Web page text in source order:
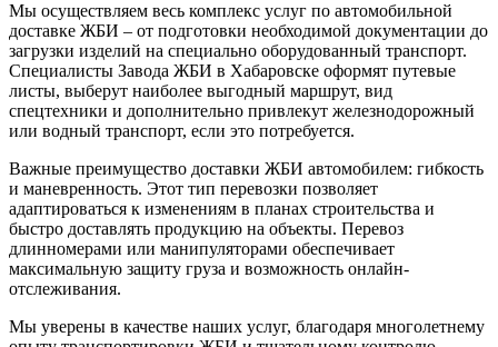
Мы осуществляем весь комплекс услуг по автомобильной
доставке ЖБИ – от подготовки необходимой документации до
загрузки изделий на специально оборудованный транспорт.
Специалисты Завода ЖБИ в Хабаровске оформят путевые
листы, выберут наиболее выгодный маршрут, вид
спецтехники и дополнительно привлекут железнодорожный
или водный транспорт, если это потребуется.
Важные преимущество доставки ЖБИ автомобилем: гибкость
и маневренность. Этот тип перевозки позволяет
адаптироваться к изменениям в планах строительства и
быстро доставлять продукцию на объекты. Перевоз
длинномерами или манипуляторами обеспечивает
максимальную защиту груза и возможность онлайн-
отслеживания.
Мы уверены в качестве наших услуг, благодаря многолетнему